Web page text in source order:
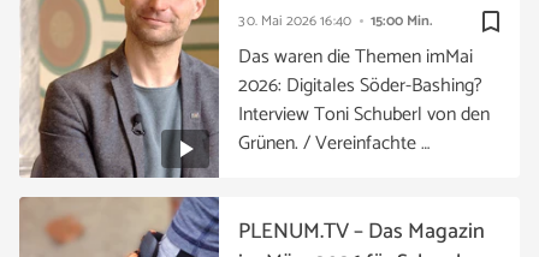
bookmark_border
30. Mai 202616:40 15:00 Min.
Das waren die Themen imMai
2026: Digitales Söder-Bashing?
Interview Toni Schuberl von den
Grünen. / Vereinfachte …
PLENUM.TV – Das Magazin